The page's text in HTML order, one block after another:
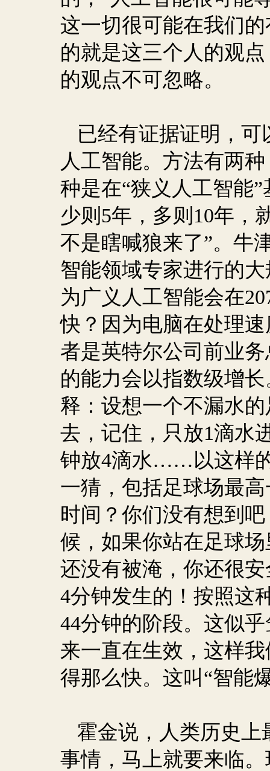
这一切很可能在我们
的就是这三个人的观
的观点不可忽略。
已经有证据证明，
人工智能。方法有两
种是在“狭义人工智能
少则 5年，多则 10年，
不是瞎喊狼来了”。牛
智能领域专家进行的
为广义人工智能会在
快？因为电脑在处理
者是英特尔公司前业
的能力会以指数级增
释：设想一个不漏水
去，记住，只放1滴水
钟放4滴水……以这样
一猜，包括足球场最
时间？你们没有想到吧
候，如果你站在足球
还没有被淹，你还很
4分钟发生的！按照这
44分钟的阶段。这似
来一直在生效，这样
得那么快。这叫“智能
霍金说，人类历史
事情，马上就要来临